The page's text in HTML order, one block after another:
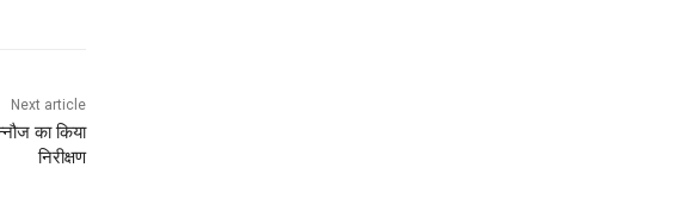
Next article
का किया
निरीक्षण